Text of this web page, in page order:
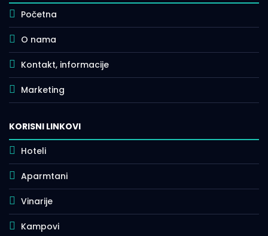
Početna
O nama
Kontakt, informacije
Marketing
KORISNI LINKOVI
Hoteli
Aparmtani
Vinarije
Kampovi